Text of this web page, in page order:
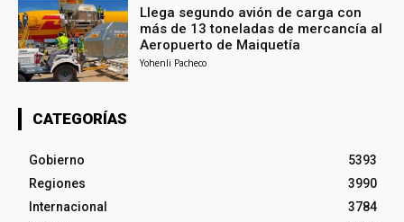
Llega segundo avión de carga con
más de 13 toneladas de mercancía al
Aeropuerto de Maiquetía
Yohenli Pacheco
CATEGORÍAS
Gobierno
5393
Regiones
3990
Internacional
3784